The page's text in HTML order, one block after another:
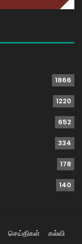
1866
1220
652
334
178
140
செய்திகள்
கல்வி